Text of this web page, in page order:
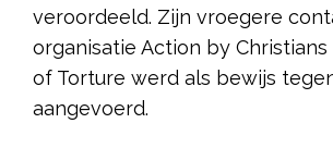
veroordeeld. Zijn vroegere
organisatie Action by
of Torture werd als bewijs
aangevoerd.